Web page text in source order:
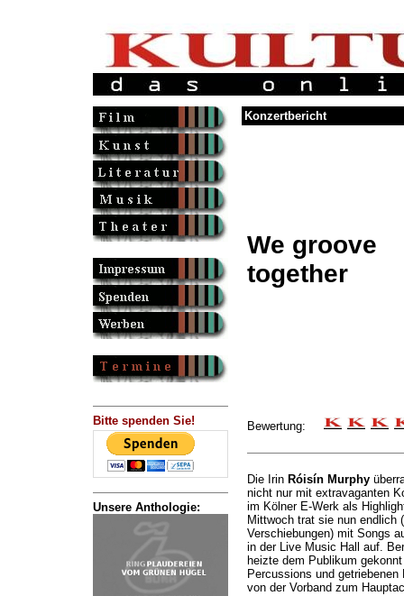
Bitte spenden Sie!
Unsere Anthologie:
Konzertbericht
We groove
together
Bewertung:
Die Irin Róisín Murphy
nicht nur mit extravaganten
im Kölner E-Werk als
Mittwoch trat sie nun endlich
Verschiebungen) mit Songs
in der Live Music Hall auf.
heizte dem Publikum
Percussions und
von der Vorband zum